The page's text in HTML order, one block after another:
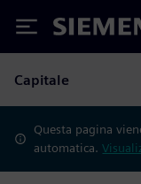
Siemens
Capitale
Questa pagina
automatica.